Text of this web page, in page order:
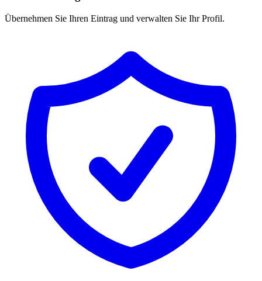
Übernehmen Sie Ihren Eintrag und verwalten Sie Ihr Profil.